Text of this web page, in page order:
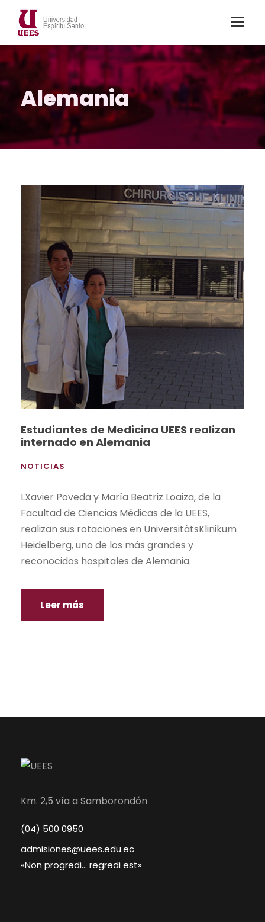
Alemania
Estudiantes de Medicina UEES realizan
internado en Alemania
NOTICIAS
LXavier Poveda y María Beatriz Loaiza, de la
Facultad de Ciencias Médicas de la UEES,
realizan sus rotaciones en UniversitätsKlinikum
Heidelberg, uno de los más grandes y
reconocidos hospitales de Alemania.
Leer más
Km. 2,5 vía a Samborondón
(04) 500 0950
admisiones@uees.edu.ec
«Non progredi… regredi est»